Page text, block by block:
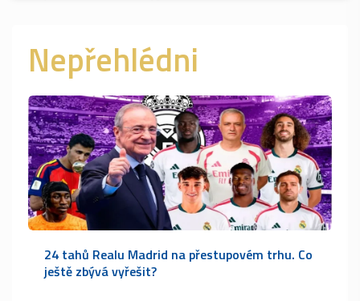
Nepřehlédni
24 tahů Realu Madrid na přestupovém trhu. Co
ještě zbývá vyřešit?